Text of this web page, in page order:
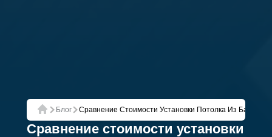
Главная
Блог Сравнение Стоимости Установки Потолка Из Балок
Сравнение стоимости установки